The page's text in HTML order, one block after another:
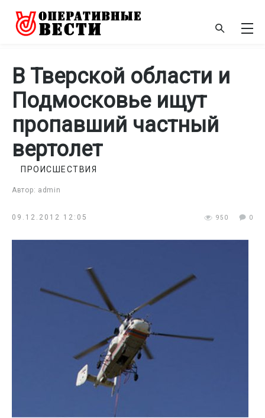
В Тверской области и
Подмосковье ищут
пропавший частный
вертолет
Автор: admin
ПРОИСШЕСТВИЯ
09.12.2012 12:05 950 0